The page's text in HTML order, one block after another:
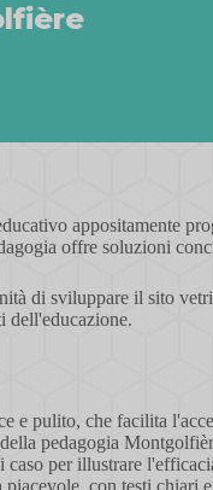
appositamente
offre soluzioni
di sviluppare il sito
dell'educazione.
e pulito, che facilita
pedagogia
caso per illustrare
con testi chiari